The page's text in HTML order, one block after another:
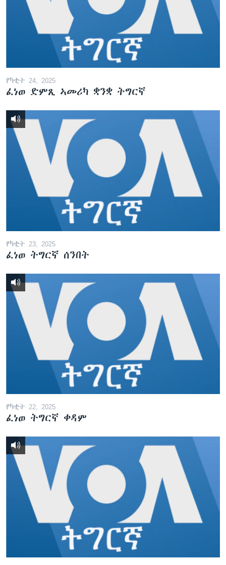
ቂሔ ጽልሚ
ቋንቋታት
የካቲት 24, 2025
ፈነወ ድምጺ ኣመሪካ ቋንቋ ትግርኛ
የካቲት 23, 2025
ፈነወ ትግርኛ ሰንበት
የካቲት 22, 2025
ፈነወ ትግርኛ ቀዳም